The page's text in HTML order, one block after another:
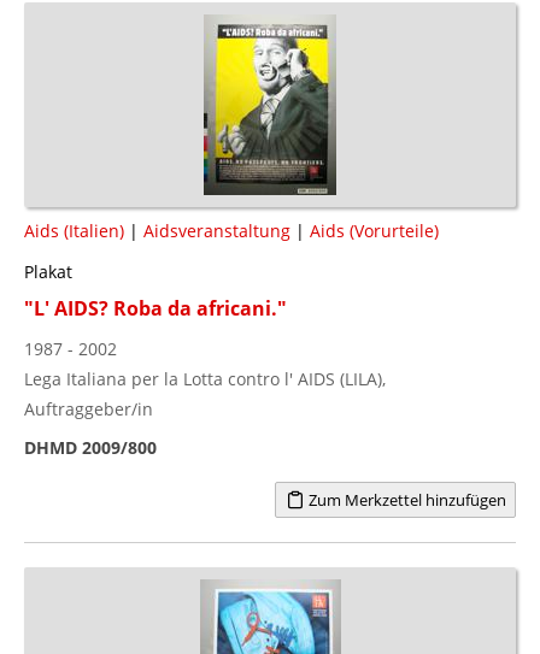
Aids (Italien) | Aidsveranstaltung | Aids (Vorurteile)
Plakat
"L' AIDS? Roba da africani."
1987 - 2002
Lega Italiana per la Lotta contro l' AIDS (LILA),
Auftraggeber/in
DHMD 2009/800
Zum Merkzettel hinzufügen